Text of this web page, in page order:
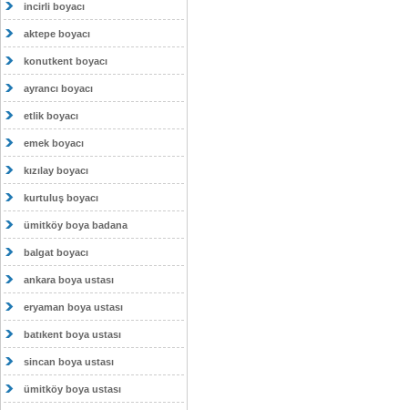
incirli boyacı
aktepe boyacı
konutkent boyacı
ayrancı boyacı
etlik boyacı
emek boyacı
kızılay boyacı
kurtuluş boyacı
ümitköy boya badana
balgat boyacı
ankara boya ustası
eryaman boya ustası
batıkent boya ustası
sincan boya ustası
ümitköy boya ustası